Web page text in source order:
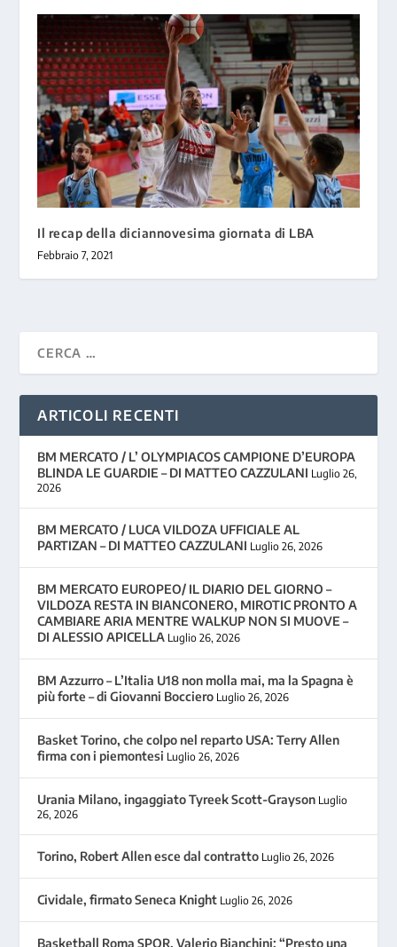
Il recap della diciannovesima giornata di LBA
Febbraio 7, 2021
ARTICOLI RECENTI
BM MERCATO / L’ OLYMPIACOS CAMPIONE D’EUROPA
BLINDA LE GUARDIE – DI MATTEO CAZZULANI Luglio 26,
2026
BM MERCATO / LUCA VILDOZA UFFICIALE AL
PARTIZAN – DI MATTEO CAZZULANI Luglio 26, 2026
BM MERCATO EUROPEO/ IL DIARIO DEL GIORNO –
VILDOZA RESTA IN BIANCONERO, MIROTIC PRONTO A
CAMBIARE ARIA MENTRE WALKUP NON SI MUOVE –
DI ALESSIO APICELLA Luglio 26, 2026
BM Azzurro – L’Italia U18 non molla mai, ma la Spagna è
più forte – di Giovanni Bocciero Luglio 26, 2026
Basket Torino, che colpo nel reparto USA: Terry Allen
firma con i piemontesi Luglio 26, 2026
Urania Milano, ingaggiato Tyreek Scott-Grayson Luglio
26, 2026
Torino, Robert Allen esce dal contratto Luglio 26, 2026
Cividale, firmato Seneca Knight Luglio 26, 2026
Basketball Roma SPQR, Valerio Bianchini: “Presto una